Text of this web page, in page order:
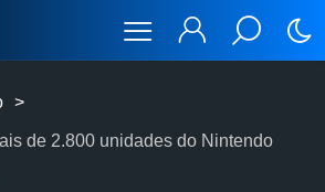
>
de 2.800 unidades do Nintendo